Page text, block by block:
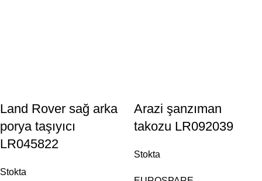
Land Rover sağ arka
porya taşıyıcı
LR045822
Stokta
Arazi şanzıman
takozu LR092039
Stokta